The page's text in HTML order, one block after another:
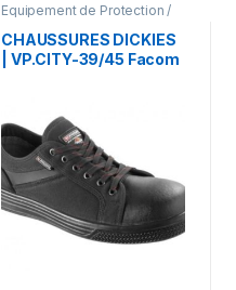
Equipement de Protection /
EPI
Vêtements de travail
CHAUSSURES DICKIES
| VP.CITY-39/45 Facom